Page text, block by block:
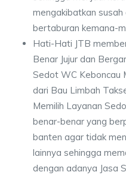
mengakibatkan
bertaburan kemana-
Hati-Hati JTB
Benar Jujur dan
Sedot WC Keboncau
dari Bau Limbah
Memilih Layanan
benar-benar yang
banten agar tidak
lainnya sehingga
dengan adanya Jasa